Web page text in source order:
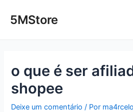
para5MStore
o que é ser
shopee
Deixe um comentário / Por
navigation